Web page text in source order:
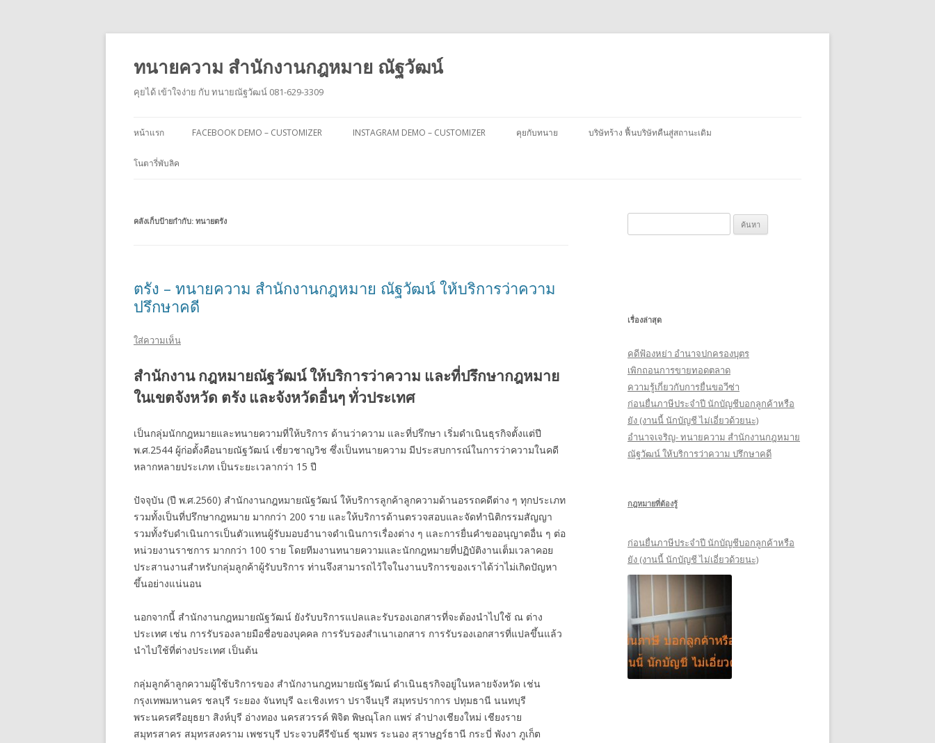
ทนายความ สำนักงานกฎหมาย ณัฐวัฒน์
คุยได้ เข้าใจง่าย กับ ทนายณัฐวัฒน์ 081-629-3309
ไป
หน้าแรก FACEBOOK DEMO – CUSTOMIZER INSTAGRAM DEMO – CUSTOMIZER คุยกับทนาย บริษัทร้าง ฟื้นบริษัทคืนสู่สถานะเดิม
โนตารี่พับลิค
คลังเก็บป้ายกำกับ: ทนายตรัง
ตรัง – ทนายความ สำนักงานกฎหมาย ณัฐวัฒน์ ให้บริการว่าความ
ปรึกษาคดี
ใส่ความเห็น
สำนักงาน กฎหมายณัฐวัฒน์ ให้บริการว่าความ และที่ปรึกษากฎหมาย
ในเขตจังหวัด ตรัง และจังหวัดอื่นๆ ทั่วประเทศ
เป็นกลุ่มนักกฎหมายและทนายความที่ให้บริการ ด้านว่าความ และที่ปรึกษา เริ่มดำเนินธุรกิจตั้งแต่ปี
พ.ศ.2544 ผู้ก่อตั้งคือนายณัฐวัฒน์ เชี่ยวชาญวิช ซึ่งเป็นทนายความ มีประสบการณ์ในการว่าความในคดี
หลากหลายประเภท เป็นระยะเวลากว่า 15 ปี
ปัจจุบัน (ปี พ.ศ.2560) สำนักงานกฎหมายณัฐวัฒน์ ให้บริการลูกค้าลูกความด้านอรรถคดีต่าง ๆ ทุกประเภท
รวมทั้งเป็นที่ปรึกษากฎหมาย มากกว่า 200 ราย และให้บริการด้านตรวจสอบและจัดทำนิติกรรมสัญญา
รวมทั้งรับดำเนินการเป็นตัวแทนผู้รับมอบอำนาจดำเนินการเรื่องต่าง ๆ และการยื่นคำขออนุญาตอื่น ๆ ต่อ
หน่วยงานราชการ มากกว่า 100 ราย โดยทีมงานทนายความและนักกฎหมายที่ปฏิบัติงานเต็มเวลาคอย
ประสานงานสำหรับกลุ่มลูกค้าผู้รับบริการ ท่านจึงสามารถไว้ใจในงานบริการของเราได้ว่าไม่เกิดปัญหา
ขึ้นอย่างแน่นอน
นอกจากนี้ สำนักงานกฎหมายณัฐวัฒน์ ยังรับบริการแปลและรับรองเอกสารที่จะต้องนำไปใช้ ณ ต่าง
ประเทศ เช่น การรับรองลายมือชื่อของบุคคล การรับรองสำเนาเอกสาร การรับรองเอกสารที่แปลขึ้นแล้ว
นำไปใช้ที่ต่างประเทศ เป็นต้น
กลุ่มลูกค้าลูกความผู้ใช้บริการของ สำนักงานกฎหมายณัฐวัฒน์ ดำเนินธุรกิจอยู่ในหลายจังหวัด เช่น
กรุงเทพมหานคร ชลบุรี ระยอง จันทบุรี ฉะเชิงเทรา ปราจีนบุรี สมุทรปราการ ปทุมธานี นนทบุรี
พระนครศรีอยุธยา สิงห์บุรี อ่างทอง นครสวรรค์ พิจิต พิษณุโลก แพร่ ลำปางเชียงใหม่ เชียงราย
สมุทรสาคร สมุทรสงคราม เพชรบุรี ประจวบคีรีขันธ์ ชุมพร ระนอง สุราษฏร์ธานี กระบี่ พังงา ภูเก็ต
น
รั
:
เรื่องล่าสุด
คดีฟ้องหย่า อำนาจปกครองบุตร
เพิกถอนการขายทอดตลาด
ความรู้เกี่ยวกับการยื่นขอวีซ่า
ก่อนยื่นภาษีประจำปี นักบัญชีบอกลูกค้าหรือ
ยัง (งานนี้ นักบัญชี ไม่เอี่ยวด้วยนะ)
อำนาจเจริญ- ทนายความ สำนักงานกฎหมาย
ณัฐวัฒน์ ให้บริการว่าความ ปรึกษาคดี
กฎหมายที่ต้องรู้
ก่อนยื่นภาษีประจำปี นักบัญชีบอกลูกค้าหรือ
ยัง (งานนี้ นักบัญชี ไม่เอี่ยวด้วยนะ)